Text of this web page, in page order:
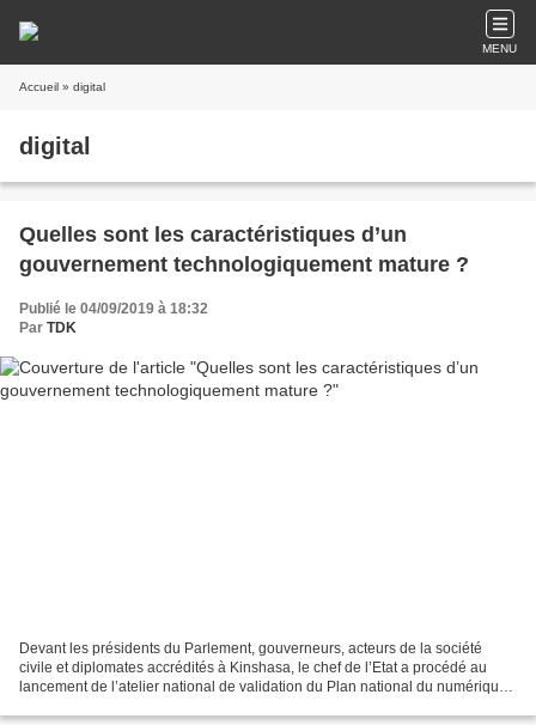
MENU
Accueil » digital
digital
Quelles sont les caractéristiques d’un
gouvernement technologiquement mature ?
Publié le 04/09/2019 à 18:32
Par TDK
Devant les présidents du Parlement, gouverneurs, acteurs de la société
civile et diplomates accrédités à Kinshasa, le chef de l’Etat a procédé au
lancement de l’atelier national de validation du Plan national du numérique